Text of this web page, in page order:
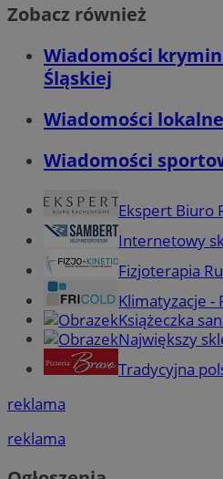
Zobacz również
Wiadomości
Śląskiej
Wiadomości lokalne
Wiadomości
Ekspert Biuro
Internetowy
Fizjoterapia
Klimatyzacje -
Książeczka
Największy
Tradycyjna
reklama
reklama